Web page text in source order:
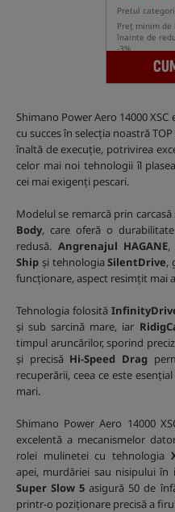
Pretul
Preț minim de
înainte de
-3%
Shimano Power Aero 14000
cu succes în selecția noastră
înaltă de execuție, potrivirea
celor mai noi tehnologii îl
cei mai exigenți pescari.
Modelul se remarcă prin
Body, care oferă o
redusă. Angrenajul HAGANE,
Ship și tehnologiaSilentDrive,
funcționare, aspect resimțit mai
Tehnologia folosită
și sub sarcină mare, iar
timpul aruncărilor, sporind
și precisă Hi-Speed Drag
recuperării, ceea ce este
mari.
Shimano Power Aero 14000
excelentă a mecanismelor
rolei mulinetei cu tehnologia
apei, murdăriei sau nisipului
Super Slow 5 asigură 50 de
printr-o poziționare precisă a